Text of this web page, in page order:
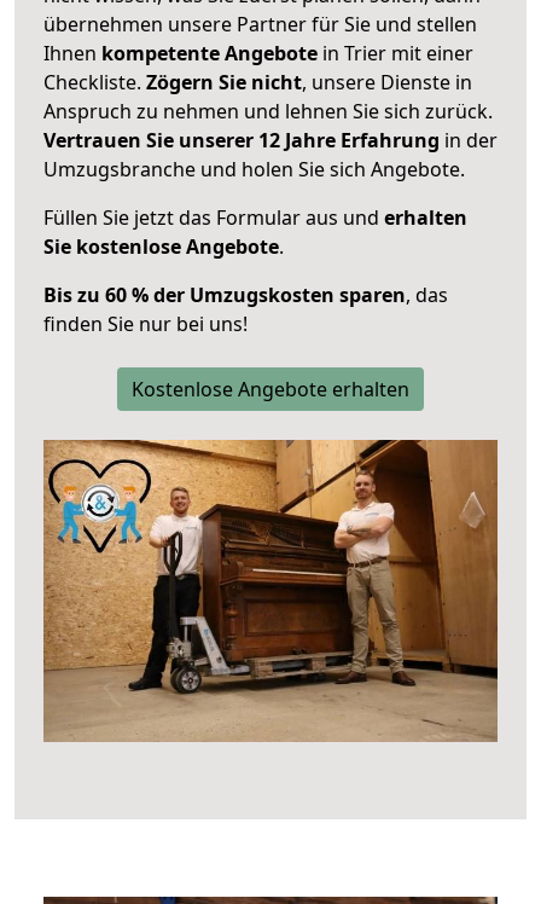
übernehmen unsere Partner für Sie und stellen
Ihnen kompetente Angebote in Trier mit einer
Checkliste. Zögern Sie nicht, unsere Dienste in
Anspruch zu nehmen und lehnen Sie sich zurück.
Vertrauen Sie unserer 12 Jahre Erfahrung in der
Umzugsbranche und holen Sie sich Angebote.
Füllen Sie jetzt das Formular aus und erhalten
Sie kostenlose Angebote.
Bis zu 60 % der Umzugskosten sparen, das
finden Sie nur bei uns!
Kostenlose Angebote erhalten